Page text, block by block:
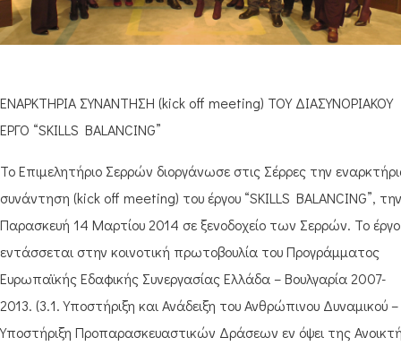
ΕΝΑΡΚΤΗΡΙΑ ΣΥΝΑΝΤΗΣΗ (kick off meeting) TOY ΔΙΑΣΥΝΟΡΙΑΚΟY
ΕΡΓΟ “SKILLS BALANCING”
Το Επιμελητήριο Σερρών διοργάνωσε στις Σέρρες την
συνάντηση (kick off meeting) του έργου “SKILLS BALANCING”, την
Παρασκευή 14 Μαρτίου 2014 σε ξενοδοχείο των Σερρών. Το έργο
εντάσσεται στην κοινοτική πρωτοβουλία του Προγράμματος
Ευρωπαϊκής Εδαφικής Συνεργασίας Ελλάδα – Βουλγαρία 2007-
2013. (3.1. Υποστήριξη και Ανάδειξη του Ανθρώπινου Δυναμικού –
Υποστήριξη Προπαρασκευαστικών Δράσεων εν όψει της